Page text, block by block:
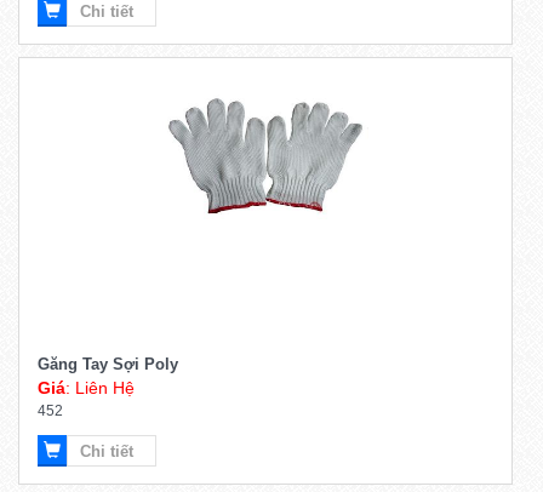
Chi tiết
Găng Tay Sợi Poly
Giá: Liên Hệ
452
Chi tiết